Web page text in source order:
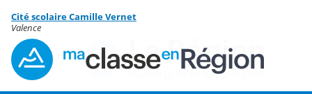
Menu de la rubrique
Contenu
Cité scolaire Camille Vernet
Valence